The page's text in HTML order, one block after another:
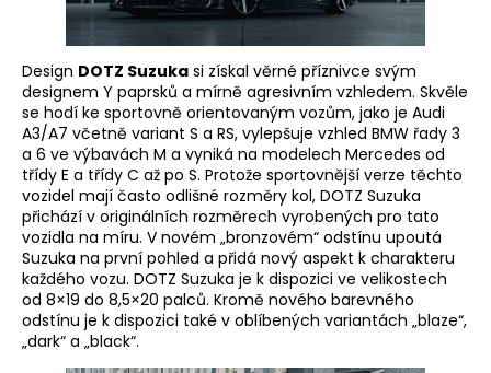
Design DOTZ Suzuka si získal věrné příznivce svým
designem Y paprsků a mírně agresivním vzhledem. Skvěle
se hodí ke sportovně orientovaným vozům, jako je Audi
A3/A7 včetně variant S a RS, vylepšuje vzhled BMW řady 3
a 6 ve výbavách M a vyniká na modelech Mercedes od
třídy E a třídy C až po S. Protože sportovnější verze těchto
vozidel mají často odlišné rozměry kol, DOTZ Suzuka
přichází v originálních rozměrech vyrobených pro tato
vozidla na míru. V novém „bronzovém“ odstínu upoutá
Suzuka na první pohled a přidá nový aspekt k charakteru
každého vozu. DOTZ Suzuka je k dispozici ve velikostech
od 8×19 do 8,5×20 palců. Kromě nového barevného
odstínu je k dispozici také v oblíbených variantách „blaze“,
„dark“ a „black“.